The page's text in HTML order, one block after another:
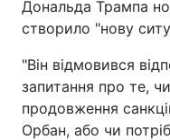
Дональда Трампа
створило "нову
"Він відмовився
запитання про те,
продовження
Орбан, або чи